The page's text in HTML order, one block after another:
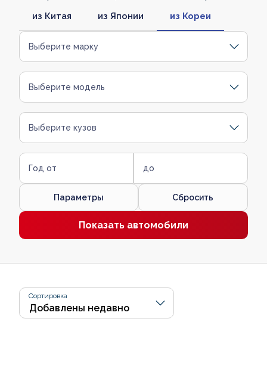
из Китая из Японии из Кореи
Выберите марку
Выберите модель
Выберите кузов
Год от до
Параметры Сбросить
Показать автомобили
Сортировка